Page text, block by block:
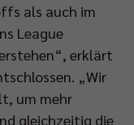
als auch im
League
erklärt
„Wir
um mehr
gleichzeitig die